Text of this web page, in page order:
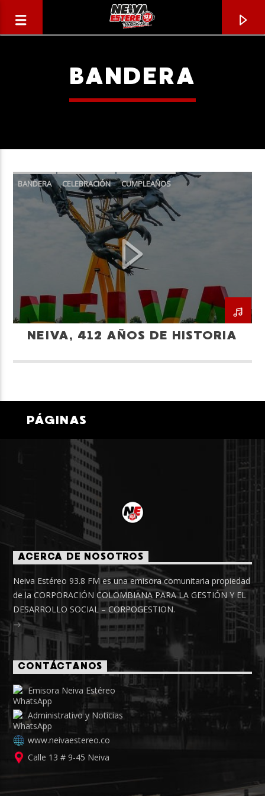
CANCIÓN ACTUAL
BANDERA
BANDERA CELEBRACIÓN
CUMPLEAÑOS
ESCUDO
HIMNO HISTORIA
NEIVA
NEIVA, 412 AÑOS DE HISTORIA
PÁGINAS
ACERCA DE NOSOTROS
Neiva Estéreo 93.8 FM es una emisora comunitaria propiedad
de la CORPORACIÓN COLOMBIANA PARA LA GESTIÓN Y EL
DESARROLLO SOCIAL – CORPOGESTION.
CONTÁCTANOS
Emisora Neiva Estéreo
Administrativo y Noticias
www.neivaestereo.co
Calle 13 # 9-45 Neiva